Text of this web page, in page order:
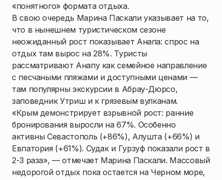
«понятного» формата отдыха.
В свою очередь Марина Паскали указывает на то,
что в нынешнем туристическом сезоне
неожиданный рост показывает Анапа: спрос на
отдых там вырос на 28%. Туристы
рассматривают Анапу как семейное направление
с песчаными пляжами и доступными ценами —
там популярны экскурсии в Абрау-Дюрсо,
заповедник Утриш и к грязевым вулканам.
«Крым демонстрирует взрывной рост: ранние
бронирования выросли на 67%. Особенно
активны Севастополь (+86%), Алушта (+66%) и
Евпатория (+61%). Судак и Гурзуф показали рост в
2-3 раза», — отмечает Марина Паскали. Массовый
недорогой отдых пока остается на Черном море,